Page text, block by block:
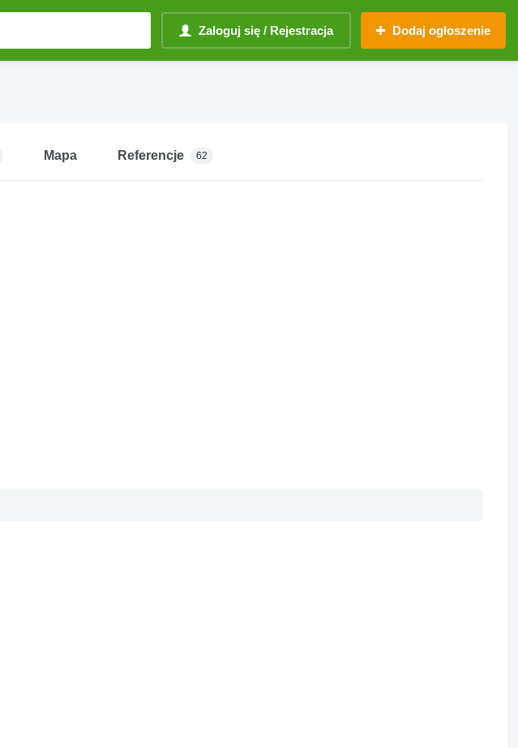
Zaloguj się / Rejestracja Dodaj ogłoszenie
Mapa Referencje 62